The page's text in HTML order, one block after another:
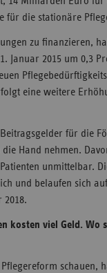
für die stationäre
zu finanzieren,
Januar 2015 um 0,3
eine weitere
für die
die Hand nehmen.
unmittelbar.
und belaufen sich
2018.
kosten viel Geld. Wo
schauen,